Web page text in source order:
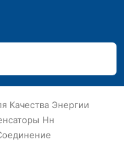
Качества Энергии
Нн